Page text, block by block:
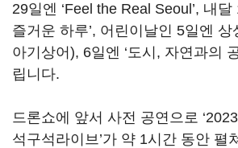
29일엔 ‘Feel the Real Seoul’, 내달
즐거운 하루’, 어린이날인 5일엔 상
아기상어), 6일엔 ‘도시, 자연과의
립니다.
드론쇼에 앞서 사전 공연으로
석구석라이브’가 약 1시간 동안 펼